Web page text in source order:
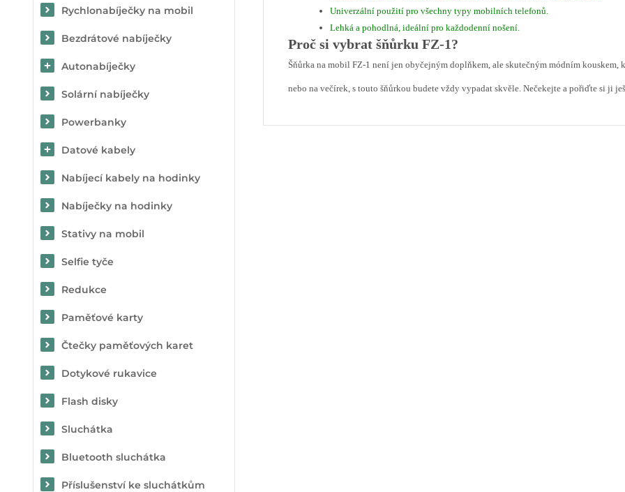
Rychlonabíječky na mobil
Bezdrátové nabíječky
Autonabíječky
Solární nabíječky
Powerbanky
Datové kabely
Nabíjecí kabely na hodinky
Nabíječky na hodinky
Stativy na mobil
Selfie tyče
Redukce
Paměťové karty
Čtečky paměťových karet
Dotykové rukavice
Flash disky
Sluchátka
Bluetooth sluchátka
Příslušenství ke sluchátkům
Univerzální použití pro všechny typy mobilních telefonů.
Lehká a pohodlná, ideální pro každodenní nošení.
Proč si vybrat šňůrku FZ-1?
Šňůrka na mobil FZ-1 není jen obyčejným doplňkem, ale skutečným módním kouskem,
nebo na večírek, s touto šňůrkou budete vždy vypadat skvěle. Nečekejte a pořiďte si ji